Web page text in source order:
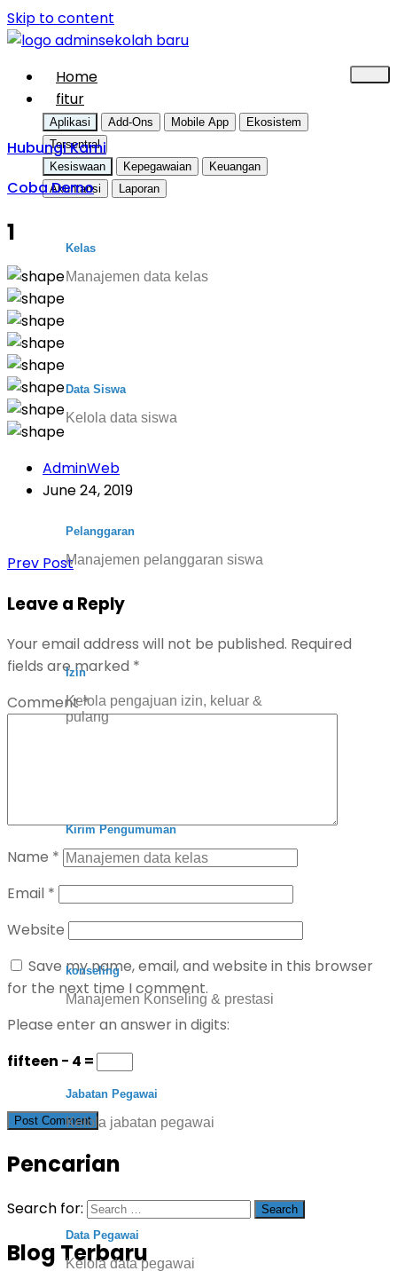
Skip to content
Home
fitur
Aplikasi Add-Ons Mobile App
Ekosistem
Tersentral
Kesiswaan
Kepegawaian
Keuangan
Akuntansi
Laporan
Kelas
Manajemen data kelas
Data Siswa
Kelola data siswa
Pelanggaran
Manajemen pelanggaran siswa
Izin
Kelola pengajuan izin, keluar &
pulang
Kirim Pengumuman
Manajemen data kelas
konseling
Manajemen Konseling & prestasi
Jabatan Pegawai
Kelola jabatan pegawai
Data Pegawai
Kelola data pegawai
Hubungi Kami
Coba Demo
1
AdminWeb
June 24, 2019
Prev Post
Leave a Reply
Your email address will not be published. Required
fields are marked *
Comment*
Name *
Email *
Website
Save my name, email, and website in this browser
for the next time I comment.
Please enter an answer in digits:
fifteen − 4 =
Pencarian
Search for:
Blog Terbaru